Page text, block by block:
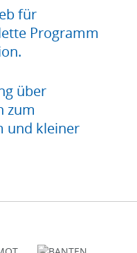
für
Programm
über
zum
und kleiner